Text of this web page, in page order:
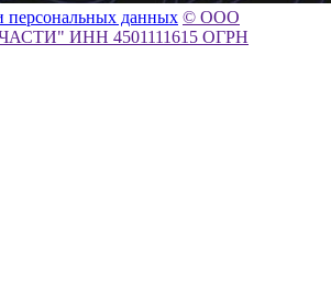
персональных данных © ООО
ИНН 4501111615 ОГРН